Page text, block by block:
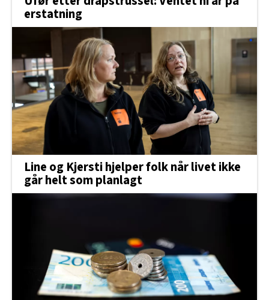
erstatning
Line og Kjersti hjelper folk når livet ikke
går helt som planlagt